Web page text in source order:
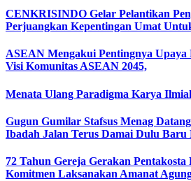
CENKRISINDO Gelar Pelantikan
Perjuangkan Kepentingan Umat
ASEAN Mengakui Pentingnya
Visi Komunitas ASEAN 2045,
Menata Ulang Paradigma Karya
Gugun Gumilar Stafsus Menag
Ibadah Jalan Terus Damai Dulu Baru
72 Tahun Gereja Gerakan Pentakosta
Komitmen Laksanakan Amanat